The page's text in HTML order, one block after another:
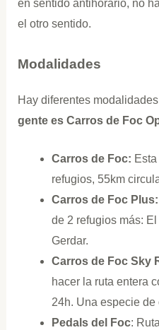
en sentido antihorario, no
el otro sentido.
Modalidades
Hay diferentes
gente es Carros de Foc
Carros de Foc:
refugios, 55km
Carros de Foc Plus:
de 2 refugios más:
Gerdar.
Carros de Foc Sky
hacer la ruta entera
24h. Una especie de
Pedals del Foc: